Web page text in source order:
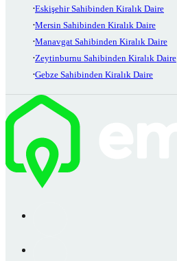
Eskişehir Sahibinden Kiralık Daire
Mersin Sahibinden Kiralık Daire
Manavgat Sahibinden Kiralık Daire
Zeytinburnu Sahibinden Kiralık Daire
Gebze Sahibinden Kiralık Daire